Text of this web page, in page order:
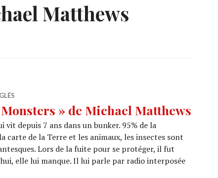
Matthews
» de Michael Matthews
vit depuis 7 ans dans un bunker. 95% de la
carte de la Terre et les animaux, les insectes sont
Lors de la fuite pour se protéger, il fut
elle lui manque. Il lui parle par radio interposée
« Love and Monsters » de Michael Matthews